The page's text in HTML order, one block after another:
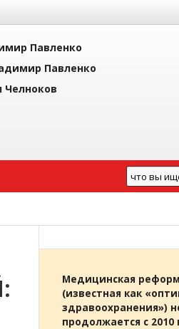
Павленко
Павленко
Челноков
Медицинская
(известная как
здравоохранения»)
продолжается с 2010